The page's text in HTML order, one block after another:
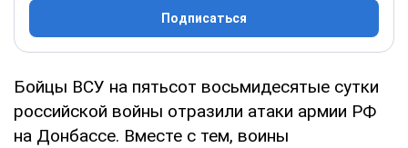
Подписаться
Бойцы ВСУ на пятьсот восьмидесятые сутки
российской войны отразили атаки армии РФ
на Донбассе. Вместе с тем, воины